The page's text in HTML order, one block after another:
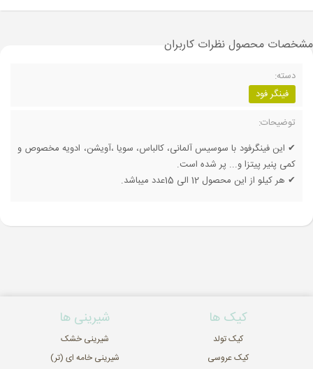
مشخصات محصولنظرات کاربران
دسته:
فینگر فود
توضیحات:
✔ این فینگرفود با سوسیس آلمانی، کالباس، سویا ،آویشن، ادویه مخصوص و
کمی پنیر پیتزا و... پر شده است.
✔ هر کیلو از این محصول 12 الی 15عدد میباشد.
کیک ها
کیک تولد
کیک عروسی
شیرینی ها
شیرینی خشک
شیرینی خامه ای (تر)